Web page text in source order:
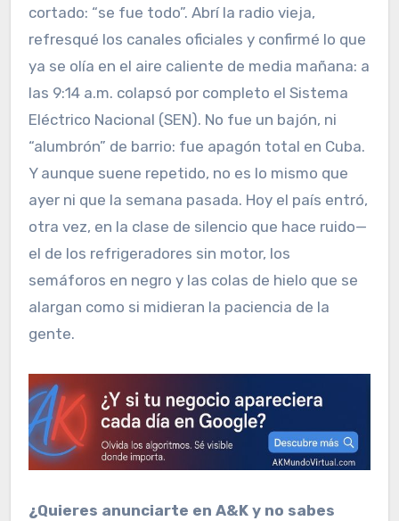
cortado: “se fue todo”. Abrí la radio vieja,
refresqué los canales oficiales y confirmé lo que
ya se olía en el aire caliente de media mañana: a
las 9:14 a.m. colapsó por completo el Sistema
Eléctrico Nacional (SEN). No fue un bajón, ni
“alumbrón” de barrio: fue apagón total en Cuba.
Y aunque suene repetido, no es lo mismo que
ayer ni que la semana pasada. Hoy el país entró,
otra vez, en la clase de silencio que hace ruido—
el de los refrigeradores sin motor, los
semáforos en negro y las colas de hielo que se
alargan como si midieran la paciencia de la
gente.
¿Quieres anunciarte en A&K y no sabes